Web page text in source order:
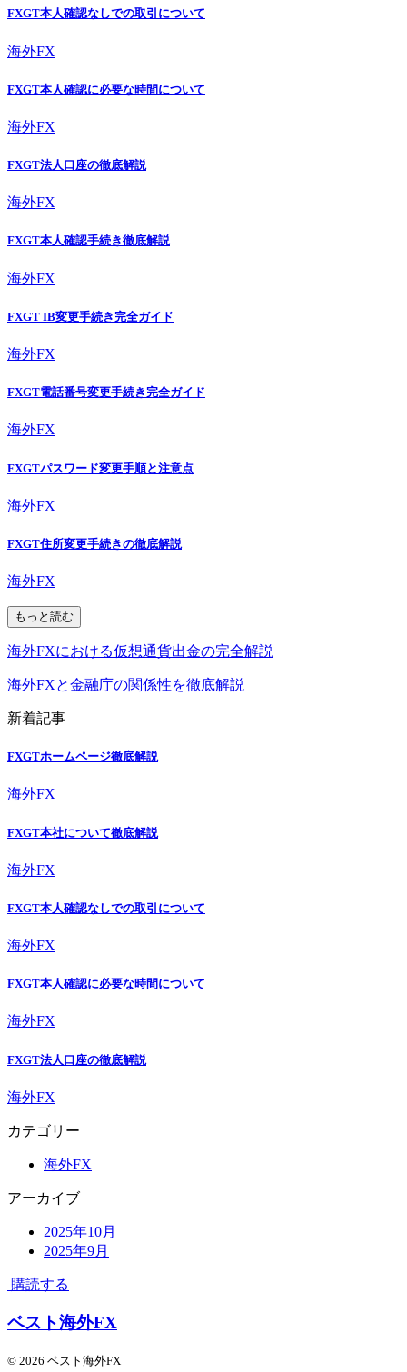
FXGT本人確認なしでの取引について
海外FX
FXGT本人確認に必要な時間について
海外FX
FXGT法人口座の徹底解説
海外FX
FXGT本人確認手続き徹底解説
海外FX
FXGT IB変更手続き完全ガイド
海外FX
FXGT電話番号変更手続き完全ガイド
海外FX
FXGTパスワード変更手順と注意点
海外FX
FXGT住所変更手続きの徹底解説
海外FX
もっと読む
海外FXにおける仮想通貨出金の完全解説
海外FXと金融庁の関係性を徹底解説
新着記事
FXGTホームページ徹底解説
海外FX
FXGT本社について徹底解説
海外FX
FXGT本人確認なしでの取引について
海外FX
FXGT本人確認に必要な時間について
海外FX
FXGT法人口座の徹底解説
海外FX
カテゴリー
海外FX
アーカイブ
2025年10月
2025年9月
購読する
ベスト海外FX
© 2026 ベスト海外FX